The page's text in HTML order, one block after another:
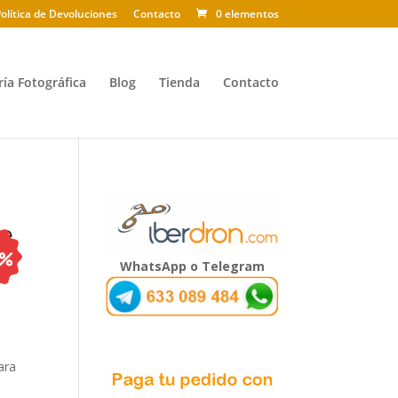
de Devoluciones Contacto 0 elementos
Fotográfica Blog Tienda Contacto
WhatsApp o Telegram